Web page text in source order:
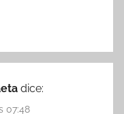
dice:
07:48